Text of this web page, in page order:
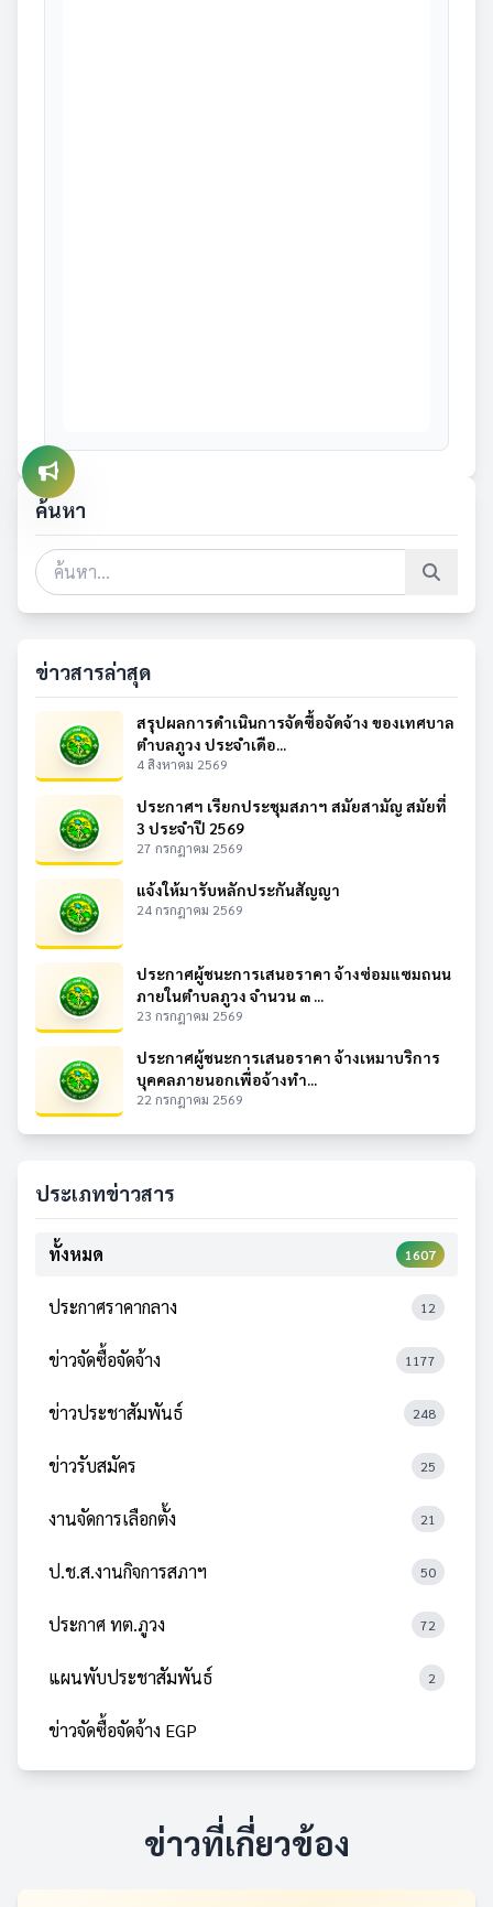
ค้นหา
ข่าวสารล่าสุด
สรุปผลการดำเนินการจัดซื้อจัดจ้าง ของเทศบาล
ตำบลภูวง ประจำเดือ...
4 สิงหาคม 2569
ประกาศฯ เรียกประชุมสภาฯ สมัยสามัญ สมัยที่
3 ประจำปี 2569
27 กรกฎาคม 2569
แจ้งให้มารับหลักประกันสัญญา
24 กรกฎาคม 2569
ประกาศผู้ชนะการเสนอราคา จ้างซ่อมแซมถนน
ภายในตำบลภูวง จำนวน ๓ ...
23 กรกฎาคม 2569
ประกาศผู้ชนะการเสนอราคา จ้างเหมาบริการ
บุคคลภายนอกเพื่อจ้างทำ...
22 กรกฎาคม 2569
ประเภทข่าวสาร
ทั้งหมด 1607
ประกาศราคากลาง 12
ข่าวจัดซื้อจัดจ้าง 1177
ข่าวประชาสัมพันธ์ 248
ข่าวรับสมัคร 25
งานจัดการเลือกตั้ง 21
ป.ช.ส.งานกิจการสภาฯ 50
ประกาศ ทต.ภูวง 72
แผนพับประชาสัมพันธ์ 2
ข่าวจัดซื้อจัดจ้าง EGP
ข่าวที่เกี่ยวข้อง